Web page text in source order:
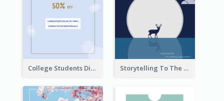
College Students Discount For Study Flyer Storytelling To The Moon Event Flyer